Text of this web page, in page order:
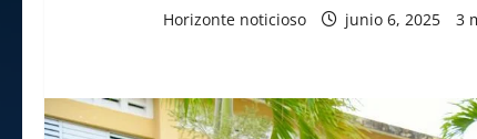
Horizonte noticioso junio 6, 2025 3